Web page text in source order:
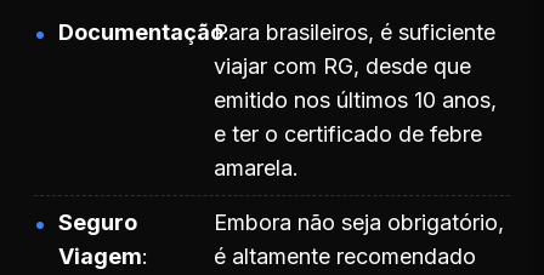
DocumentaçãoPara brasileiros, é suficiente
viajar com RG, desde que
emitido nos últimos 10 anos,
e ter o certificado de febre
amarela.
Seguro
Viagem
Embora não seja obrigatório,
é altamente recomendado